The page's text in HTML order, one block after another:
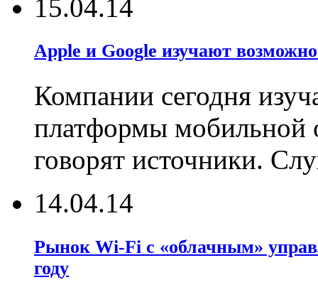
15.04.14
Apple и Google изучают
Компании сегодня
платформы мобильной
говорят источники.
14.04.14
Рынок Wi-Fi с «облачным»
году